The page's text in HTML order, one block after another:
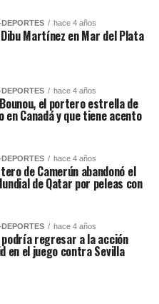
hace 4 años
Martínez en Mar del Plata
hace 4 años
el portero estrella de
en Canadá y que tiene acento
hace 4 años
de Camerún abandonó el
de Qatar por peleas con
hace 4 años
regresar a la acción
en el juego contra Sevilla